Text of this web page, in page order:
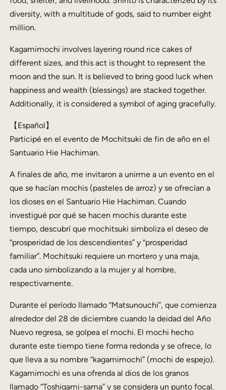
diversity, with a multitude of gods, said to number eight
million.
Kagamimochi involves layering round rice cakes of
different sizes, and this act is thought to represent the
moon and the sun. It is believed to bring good luck when
happiness and wealth (blessings) are stacked together.
Additionally, it is considered a symbol of aging gracefully.
【Español】
Participé en el evento de Mochitsuki de fin de año en el
Santuario Hie Hachiman.
A finales de año, me invitaron a unirme a un evento en el
que se hacían mochis (pasteles de arroz) y se ofrecían a
los dioses en el Santuario Hie Hachiman. Cuando
investigué por qué se hacen mochis durante este
tiempo, descubrí que mochitsuki simboliza el deseo de
“prosperidad de los descendientes” y “prosperidad
familiar”. Mochitsuki requiere un mortero y una maja,
cada uno simbolizando a la mujer y al hombre,
respectivamente.
Durante el período llamado “Matsunouchi”, que comienza
alrededor del 28 de diciembre cuando la deidad del Año
Nuevo regresa, se golpea el mochi. El mochi hecho
durante este tiempo tiene forma redonda y se ofrece, lo
que lleva a su nombre “kagamimochi” (mochi de espejo).
Kagamimochi es una ofrenda al dios de los granos
llamado “Toshigami-sama” y se considera un punto focal.